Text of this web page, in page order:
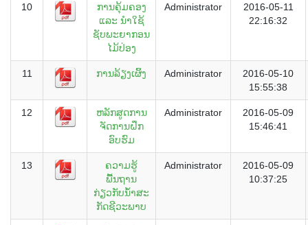
10
ການຄຸ້ມຄອງ
ແລະ ນຳໃຊ້
ຊັບພະຍາກອນ
ໄມ້ປ່ອງ
Administrator
2016-05-11
22:16:32
11 ການລ້ຽງເຜິ້ງ Administrator
2016-05-10
15:55:38
12
ຫລັກສູດການ
ຈັດການຝຶກ
ອົບຮົມ
Administrator
2016-05-09
15:46:41
13
ຄວາມຮູ້
ພື້ນຖານ
ກ່ຽວກັບນໍ້າສະ
ກັດຊີວະພາບ
Administrator
2016-05-09
10:37:25